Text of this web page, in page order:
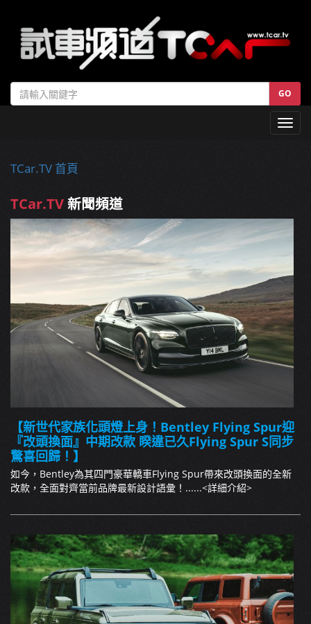
GO
TCar.TV 首頁
TCar.TV新聞頻道
【新世代家族化頭燈上身！Bentley Flying Spur迎
『改頭換面』中期改款 睽違已久Flying Spur S同步
驚喜回歸！】
如今，Bentley為其四門豪華轎車Flying Spur帶來改頭換面的全新
改款，全面對齊當前品牌最新設計語彙！......<詳細介紹>